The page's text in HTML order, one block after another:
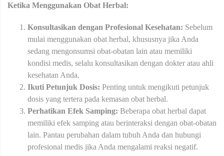
Ketika Menggunakan Obat Herbal:
Konsultasikan dengan Profesional Kesehatan: Sebelum
mulai menggunakan obat herbal, khususnya jika Anda
sedang mengonsumsi obat-obatan lain atau memiliki
kondisi medis, selalu konsultasikan dengan dokter atau ahli
kesehatan Anda.
Ikuti Petunjuk Dosis: Penting untuk mengikuti petunjuk
dosis yang tertera pada kemasan obat herbal.
Perhatikan Efek Samping: Beberapa obat herbal dapat
memiliki efek samping atau berinteraksi dengan obat-obatan
lain. Pantau perubahan dalam tubuh Anda dan hubungi
profesional medis jika Anda mengalami reaksi negatif.